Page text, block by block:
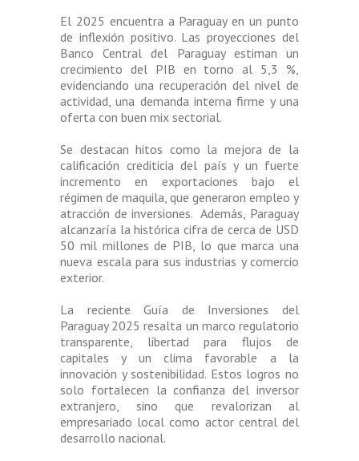
El 2025 encuentra a Paraguay en un punto
de inflexión positivo. Las proyecciones del
Banco Central del Paraguay estiman un
crecimiento del PIB en torno al 5,3 %,
evidenciando una recuperación del nivel de
actividad, una demanda interna firme y una
oferta con buen mix sectorial.
Se destacan hitos como la mejora de la
calificación crediticia del país y un fuerte
incremento en exportaciones bajo el
régimen de maquila, que generaron empleo y
atracción de inversiones. Además, Paraguay
alcanzaría la histórica cifra de cerca de USD
50 mil millones de PIB, lo que marca una
nueva escala para sus industrias y comercio
exterior.
La reciente Guía de Inversiones del
Paraguay 2025 resalta un marco regulatorio
transparente, libertad para flujos de
capitales y un clima favorable a la
innovación y sostenibilidad. Estos logros no
solo fortalecen la confianza del inversor
extranjero, sino que revalorizan al
empresariado local como actor central del
desarrollo nacional.